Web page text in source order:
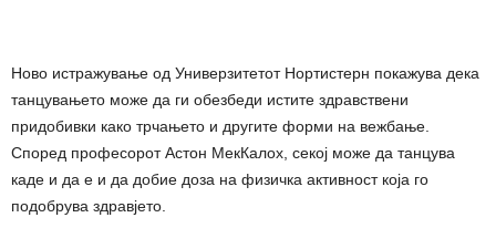
Ново истражување од Универзитетот Нортистерн покажува дека
танцувањето може да ги обезбеди истите здравствени
придобивки како трчањето и другите форми на вежбање.
Според професорот Астон МекКалох, секој може да танцува
каде и да е и да добие доза на физичка активност која го
подобрува здравјето.